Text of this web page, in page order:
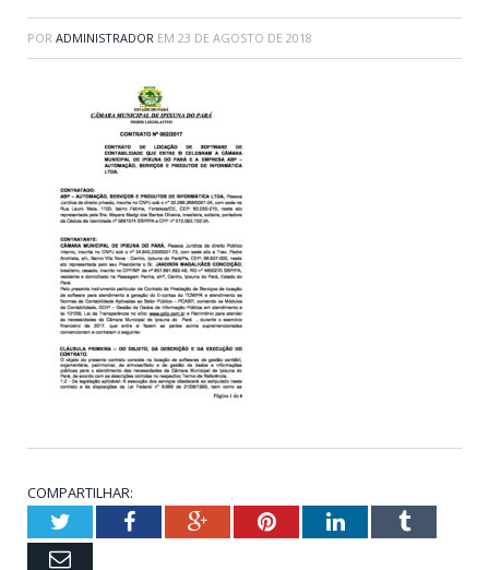
POR ADMINISTRADOR EM 23 DE AGOSTO DE 2018
COMPARTILHAR:
TwitterFacebookGoogle+PinterestLinkedInTumblr
Email